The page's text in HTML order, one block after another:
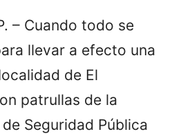
– Cuando todo se
llevar a efecto una
de El
patrullas de la
Seguridad Pública